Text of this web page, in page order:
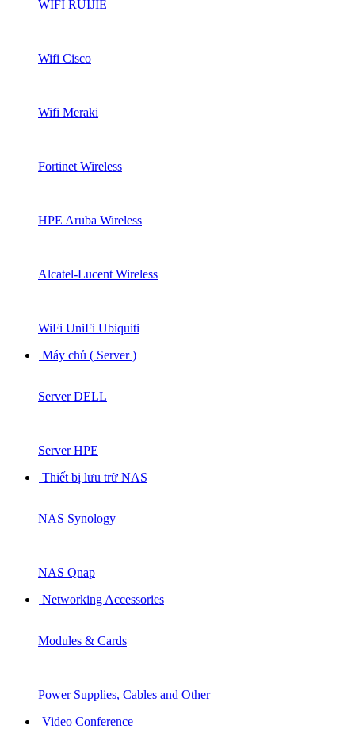
WIFI RUIJIE
Wifi Cisco
Wifi Meraki
Fortinet Wireless
HPE Aruba Wireless
Alcatel-Lucent Wireless
WiFi UniFi Ubiquiti
Máy chủ ( Server )
Server DELL
Server HPE
Thiết bị lưu trữ NAS
NAS Synology
NAS Qnap
Networking Accessories
Modules & Cards
Power Supplies, Cables and Other
Video Conference